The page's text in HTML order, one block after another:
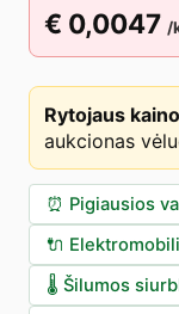
€ 0,0047 /
Rytojaus
aukcionas
⏰ Pigiausios
🔌
🌡️ Šilumos